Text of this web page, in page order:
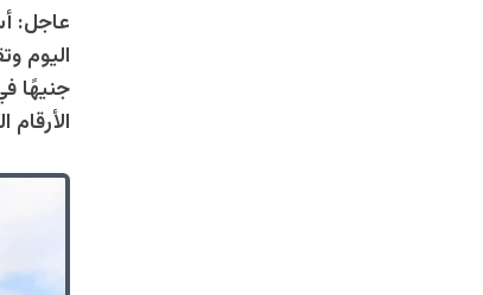
عاجل:
جنيهًا